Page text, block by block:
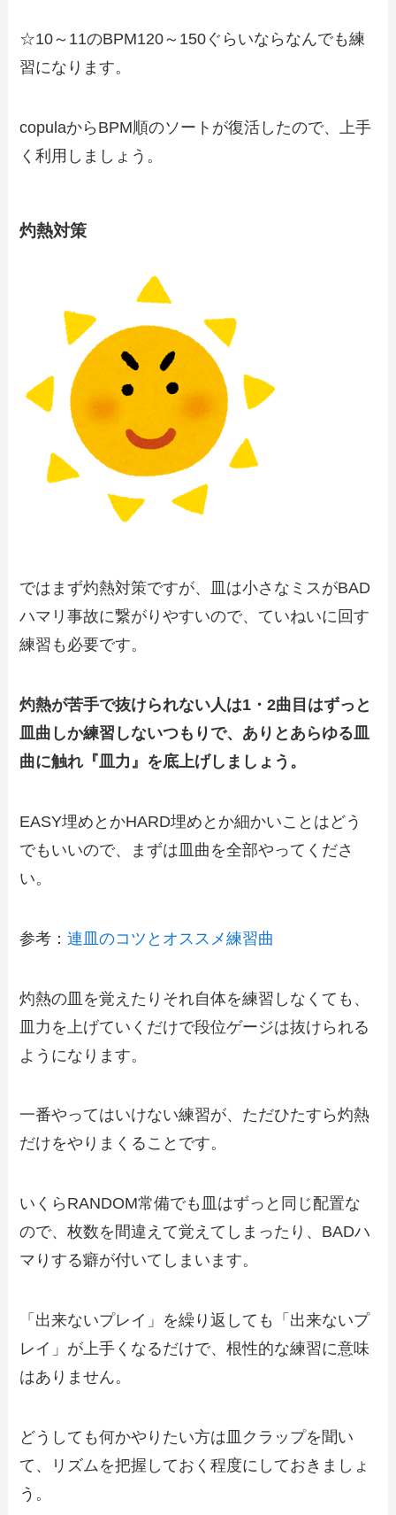
☆10～11のBPM120～150ぐらいならなんでも練
習になります。
copulaからBPM順のソートが復活したので、上手
く利用しましょう。
灼熱対策
ではまず灼熱対策ですが、皿は小さなミスがBAD
ハマリ事故に繋がりやすいので、ていねいに回す
練習も必要です。
灼熱が苦手で抜けられない人は1・2曲目はずっと
皿曲しか練習しないつもりで、ありとあらゆる皿
曲に触れ『皿力』を底上げしましょう。
EASY埋めとかHARD埋めとか細かいことはどう
でもいいので、まずは皿曲を全部やってくださ
い。
参考：連皿のコツとオススメ練習曲
灼熱の皿を覚えたりそれ自体を練習しなくても、
皿力を上げていくだけで段位ゲージは抜けられる
ようになります。
一番やってはいけない練習が、ただひたすら灼熱
だけをやりまくることです。
いくらRANDOM常備でも皿はずっと同じ配置な
ので、枚数を間違えて覚えてしまったり、BADハ
マりする癖が付いてしまいます。
「出来ないプレイ」を繰り返しても「出来ないプ
レイ」が上手くなるだけで、根性的な練習に意味
はありません。
どうしても何かやりたい方は皿クラップを聞い
て、リズムを把握しておく程度にしておきましょ
う。